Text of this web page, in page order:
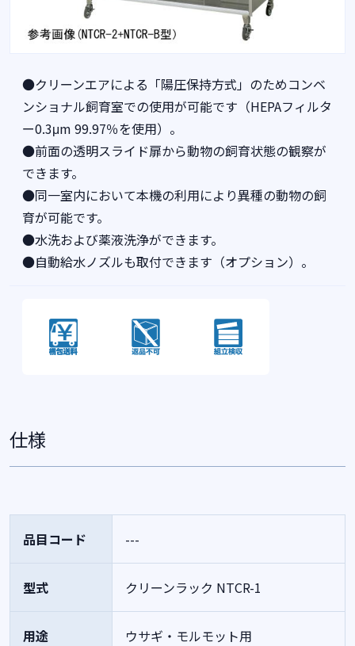
●クリーンエアによる「陽圧保持方式」のためコンベ
ンショナル飼育室での使用が可能です（HEPAフィルタ
ー0.3μm 99.97％を使用）。
●前面の透明スライド扉から動物の飼育状態の観察が
できます。
●同一室内において本機の利用により異種の動物の飼
育が可能です。
●水洗および薬液洗浄ができます。
●自動給水ノズルも取付できます（オプション）。
仕様
品目コード ---
型式 クリーンラック NTCR-1
用途 ウサギ・モルモット用